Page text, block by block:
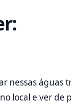
nessas águas
local e ver de